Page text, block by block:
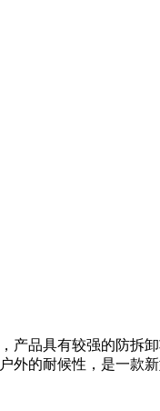
品具有较强的防拆卸
的耐候性，是一款新